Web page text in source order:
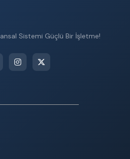
Sistemi Güçlü Bir İşletme!